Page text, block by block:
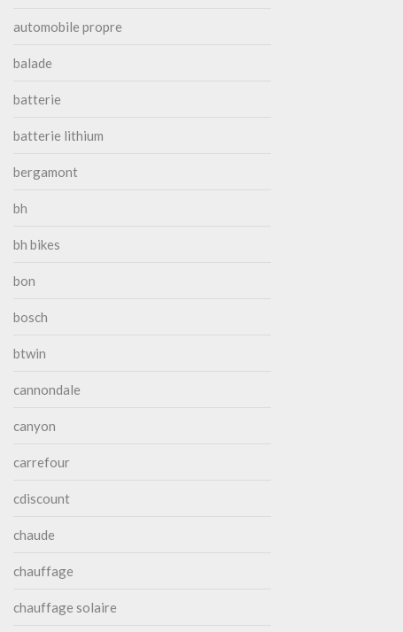
automobile propre
balade
batterie
batterie lithium
bergamont
bh
bh bikes
bon
bosch
btwin
cannondale
canyon
carrefour
cdiscount
chaude
chauffage
chauffage solaire